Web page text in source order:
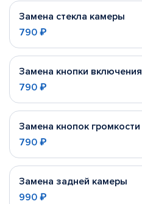
Замена стекла камеры
790 ₽
Замена кнопки включения
790 ₽
Замена кнопок громкости
790 ₽
Замена задней камеры
990 ₽